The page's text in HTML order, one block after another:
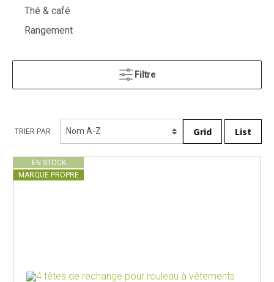
Thé & café
Rangement
Filtre
TRIER PAR Grid List
EN STOCK
MARQUE PROPRE